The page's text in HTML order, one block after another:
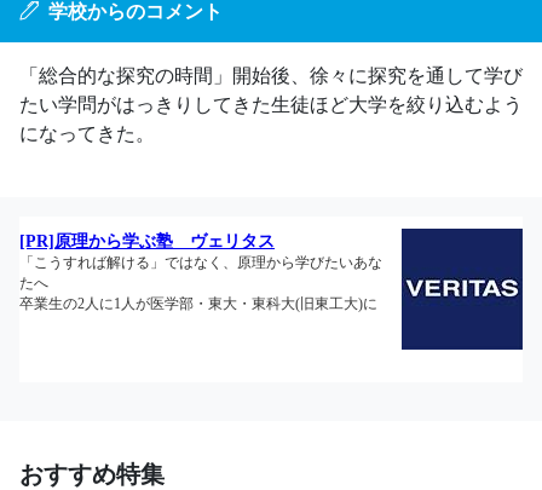
学校からのコメント
「総合的な探究の時間」開始後、徐々に探究を通して学び
たい学問がはっきりしてきた生徒ほど大学を絞り込むよう
になってきた。
おすすめ特集